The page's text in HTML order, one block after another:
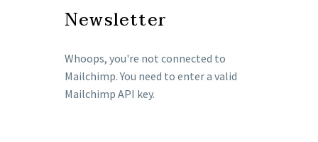
Newsletter
Whoops, you're not connected to
Mailchimp. You need to enter a valid
Mailchimp API key.